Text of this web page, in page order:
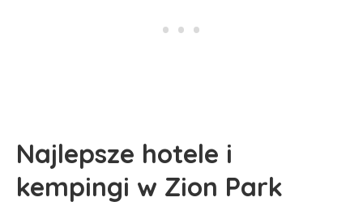
Najlepsze hotele i
kempingi w Zion Park